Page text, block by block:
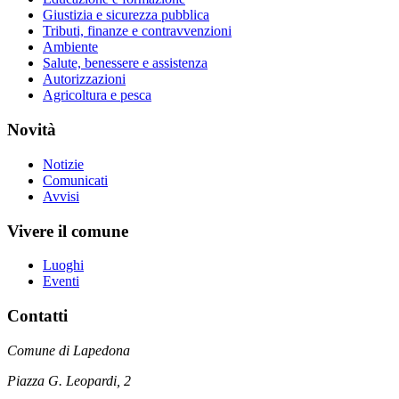
Giustizia e sicurezza pubblica
Tributi, finanze e contravvenzioni
Ambiente
Salute, benessere e assistenza
Autorizzazioni
Agricoltura e pesca
Novità
Notizie
Comunicati
Avvisi
Vivere il comune
Luoghi
Eventi
Contatti
Comune di Lapedona
Piazza G. Leopardi, 2